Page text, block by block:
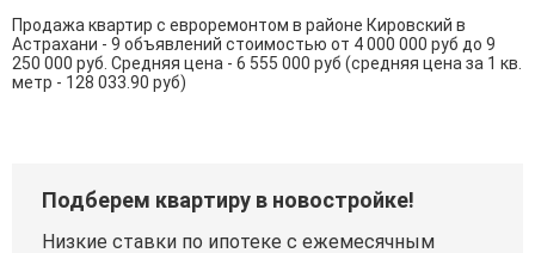
Продажа квартир с евроремонтом в районе Кировский в
Астрахани - 9 объявлений стоимостью от 4 000 000 руб до 9
250 000 руб. Средняя цена - 6 555 000 руб (средняя цена за 1 кв.
метр - 128 033.90 руб)
Подберем квартиру в новостройке!
Низкие ставки по ипотеке с ежемесячным